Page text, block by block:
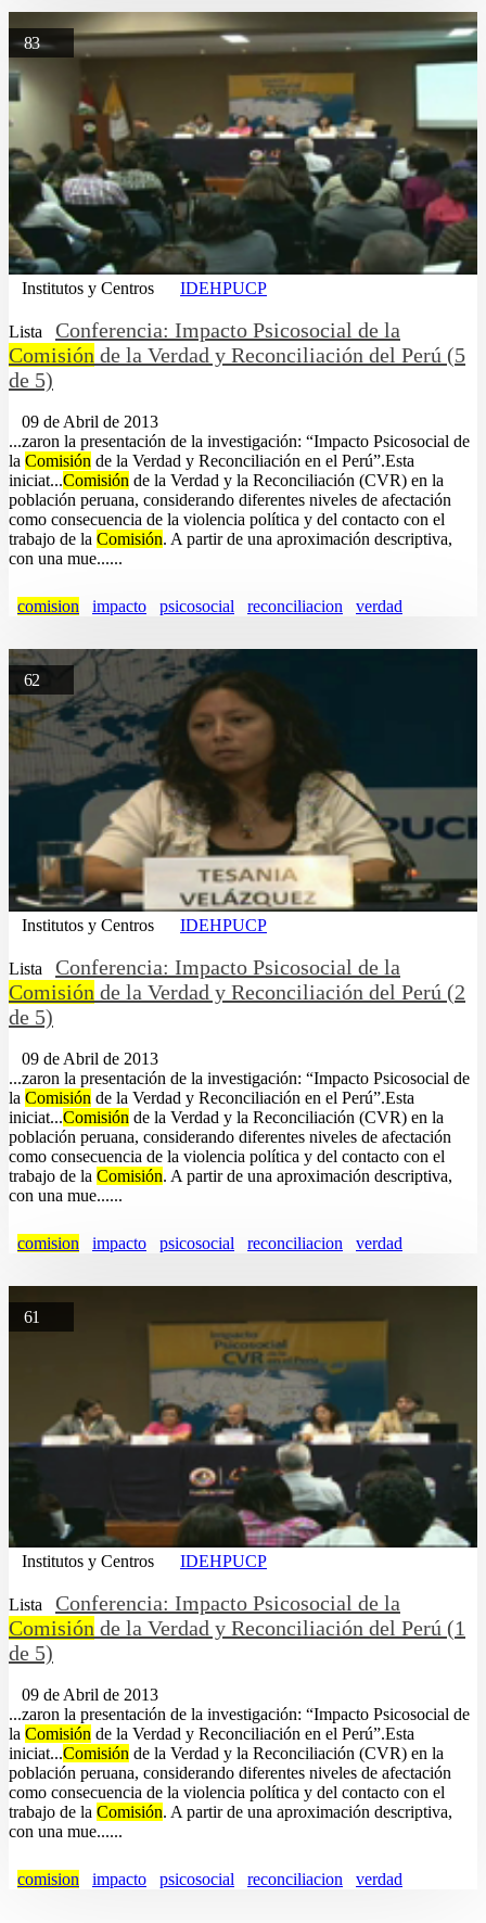
83
Institutos y Centros IDEHPUCP
Lista
Conferencia: Impacto Psicosocial de la
Comisión de la Verdad y Reconciliación del Perú (5
de 5)
09 de Abril de 2013
...zaron la presentación de la investigación: “Impacto Psicosocial de
la Comisión de la Verdad y Reconciliación en el Perú”.Esta
iniciat...Comisión de la Verdad y la Reconciliación (CVR) en la
población peruana, considerando diferentes niveles de afectación
como consecuencia de la violencia política y del contacto con el
trabajo de la Comisión. A partir de una aproximación descriptiva,
con una mue......
comision impacto psicosocial reconciliacion verdad
62
Institutos y Centros IDEHPUCP
Lista
Conferencia: Impacto Psicosocial de la
Comisión de la Verdad y Reconciliación del Perú (2
de 5)
09 de Abril de 2013
...zaron la presentación de la investigación: “Impacto Psicosocial de
la Comisión de la Verdad y Reconciliación en el Perú”.Esta
iniciat...Comisión de la Verdad y la Reconciliación (CVR) en la
población peruana, considerando diferentes niveles de afectación
como consecuencia de la violencia política y del contacto con el
trabajo de la Comisión. A partir de una aproximación descriptiva,
con una mue......
comision impacto psicosocial reconciliacion verdad
61
Institutos y Centros IDEHPUCP
Lista
Conferencia: Impacto Psicosocial de la
Comisión de la Verdad y Reconciliación del Perú (1
de 5)
09 de Abril de 2013
...zaron la presentación de la investigación: “Impacto Psicosocial de
la Comisión de la Verdad y Reconciliación en el Perú”.Esta
iniciat...Comisión de la Verdad y la Reconciliación (CVR) en la
población peruana, considerando diferentes niveles de afectación
como consecuencia de la violencia política y del contacto con el
trabajo de la Comisión. A partir de una aproximación descriptiva,
con una mue......
comision impacto psicosocial reconciliacion verdad